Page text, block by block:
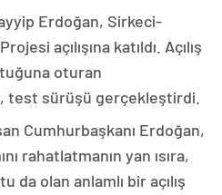
Erdoğan, Sirkeci-
açılışına katıldı. Açılış
oturan
test sürüşü gerçekleştirdi.
Cumhurbaşkanı Erdoğan,
rahatlatmanın yan ısıra,
da olan anlamlı bir açılış